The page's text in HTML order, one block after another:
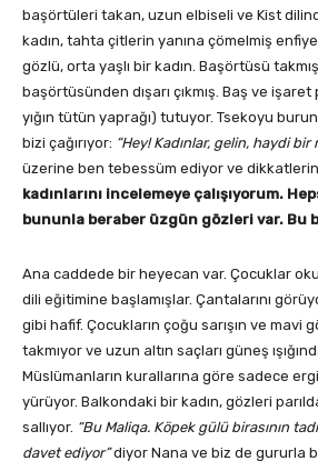
başörtüleri takan, uzun elbiseli ve Kist
kadın, tahta çitlerin yanına çömelmiş
gözlü, orta yaşlı bir kadın. Başörtüsü
başörtüsünden dışarı çıkmış. Baş ve
yığın tütün yaprağı) tutuyor. Tsekoyu
bizi çağırıyor: “Hey! Kadınlar, gelin, haydi bir
üzerine ben tebessüm ediyor ve
kadınlarını incelemeye çalışıyorum.
bununla beraber üzgün gözleri var. Bu
Ana caddede bir heyecan var. Çocuklar
dili eğitimine başlamışlar. Çantalarını
gibi hafif. Çocukların çoğu sarışın ve mavi
takmıyor ve uzun altın saçları güneş
Müslümanların kurallarına göre sadece
yürüyor. Balkondaki bir kadın, gözleri
sallıyor. “Bu Maliqa. Köpek gülü birasının
davet ediyor”diyor Nana ve biz de gururla